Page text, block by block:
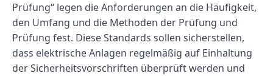
Prüfung“ legen die Anforderungen an die Häufigkeit,
den Umfang und die Methoden der Prüfung und
Prüfung fest. Diese Standards sollen sicherstellen,
dass elektrische Anlagen regelmäßig auf Einhaltung
der Sicherheitsvorschriften überprüft werden und